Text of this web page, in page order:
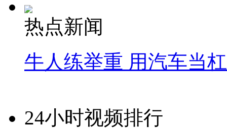
热点新闻
牛人练举重 用汽车当
24小时视频排行